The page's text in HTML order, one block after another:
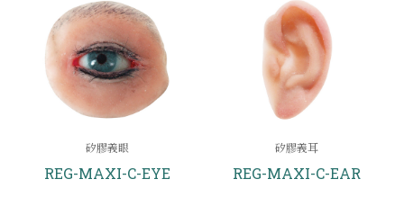
矽膠義眼
REG-MAXI-C-EYE
矽膠義耳
REG-MAXI-C-EAR